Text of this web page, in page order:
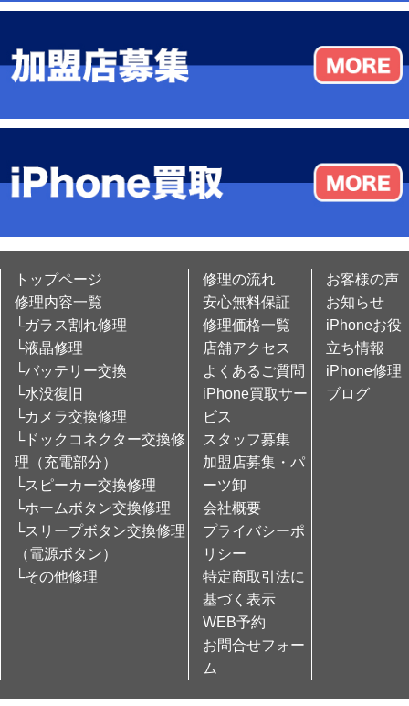
トップページ
修理内容一覧
└ガラス割れ修理
└液晶修理
└バッテリー交換
└水没復旧
└カメラ交換修理
└ドックコネクター交換修
理（充電部分）
└スピーカー交換修理
└ホームボタン交換修理
└スリープボタン交換修理
（電源ボタン）
└その他修理
修理の流れ
安心無料保証
修理価格一覧
店舗アクセス
よくあるご質問
iPhone買取サー
ビス
スタッフ募集
加盟店募集・パ
ーツ卸
会社概要
プライバシーポ
リシー
特定商取引法に
基づく表示
WEB予約
お問合せフォー
ム
お客様の声
お知らせ
iPhoneお役
立ち情報
iPhone修理
ブログ